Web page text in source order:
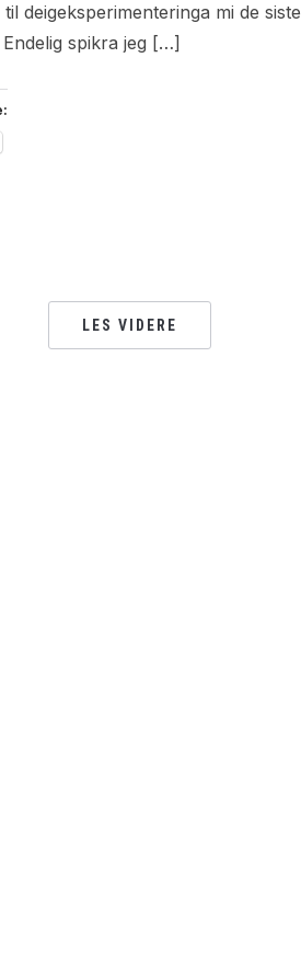
deigeksperimenteringa mi de siste
Endelig spikra jeg […]
LES VIDERE